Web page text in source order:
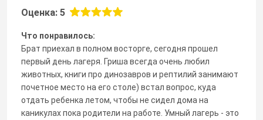
Оценка: 5
Что понравилось:
Брат приехал в полном восторге, сегодня прошел
первый день лагеря. Гриша всегда очень любил
животных, книги про динозавров и рептилий занимают
почетное место на его столе) встал вопрос, куда
отдать ребенка летом, чтобы не сидел дома на
каникулах пока родители на работе. Умный лагерь - это